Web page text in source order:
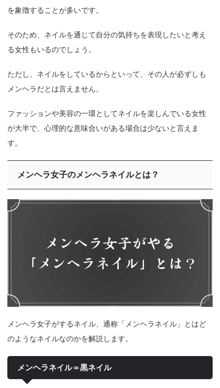
を象徴することが多いです。
そのため、ネイルを通じて自分の気持ちを表現したいと考え
る女性もいるのでしょう。
ただし、ネイルをしているからといって、その人が必ずしも
メンヘラだとは言えません。
ファッションや美容の一環としてネイルを楽しんでいる女性
が大半で、心理的な意味合いがある場合は少ないと言えま
す。
メンヘラ女子のメンヘラネイルとは？
メンヘラ女子がするネイル、通称「メンヘラネイル」とはど
のようなネイルなのかを解説します。
メンヘラネイル＝黒ネイル